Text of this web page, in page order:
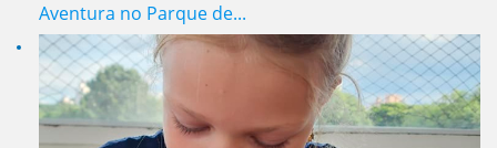
Aventura no Parque de...